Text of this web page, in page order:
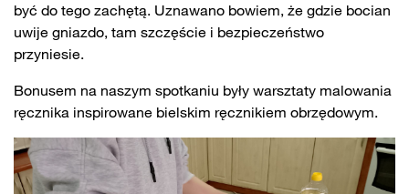
być do tego zachętą. Uznawano bowiem, że gdzie bocian
uwije gniazdo, tam szczęście i bezpieczeństwo
przyniesie.
Bonusem na naszym spotkaniu były warsztaty malowania
ręcznika inspirowane bielskim ręcznikiem obrzędowym.